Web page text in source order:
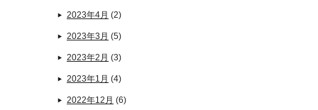
2023年4月 (2)
2023年3月 (5)
2023年2月 (3)
2023年1月 (4)
2022年12月 (6)